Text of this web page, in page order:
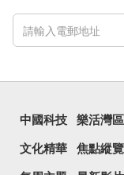
中國科技 樂活灣區
文化精華 焦點縱覽